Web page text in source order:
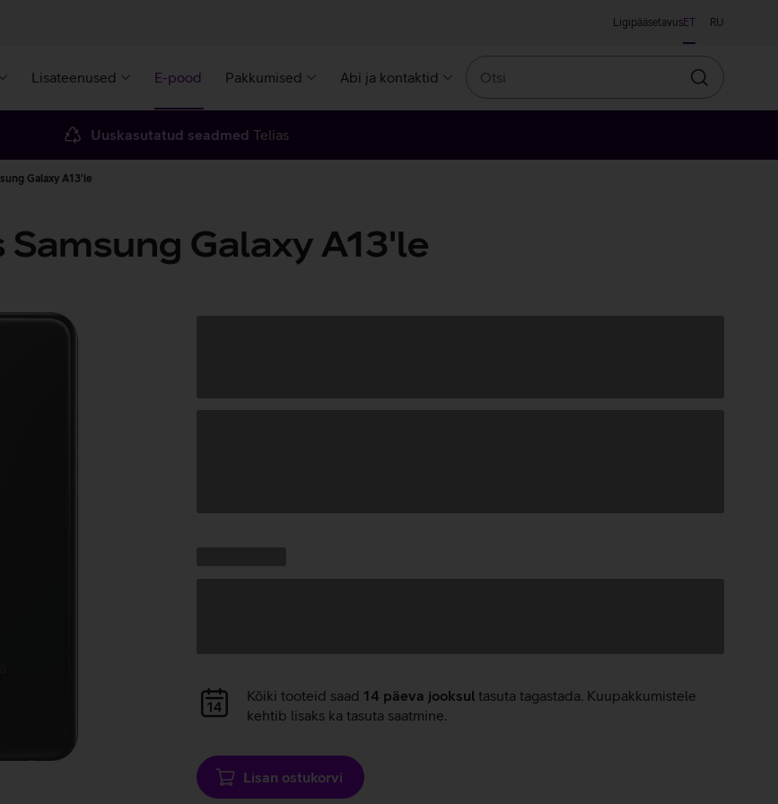
LigipääsetavusET RU
Lisateenused E-pood Pakkumised Abi ja kontaktid
Otsin
Uuskasutatud seadmed Telias
Galaxy A13'le
Samsung Galaxy A13'le
Andmete
laadimine
Kõiki tooteid saad 14 päeva jooksul tasuta tagastada. Kuupakkumistele
kehtib lisaks ka tasuta saatmine.
Lisan ostukorvi